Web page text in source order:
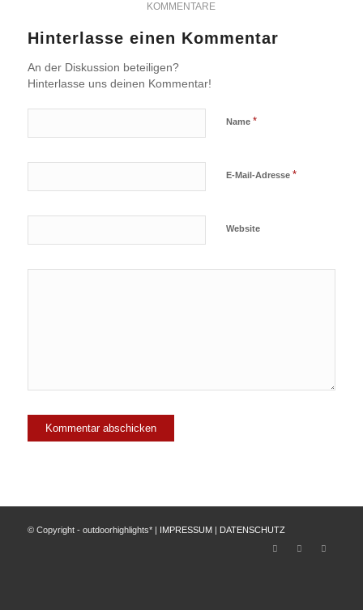
KOMMENTARE
Hinterlasse einen Kommentar
An der Diskussion beteiligen?
Hinterlasse uns deinen Kommentar!
Name *
E-Mail-Adresse *
Website
© Copyright - outdoorhighlights* | IMPRESSUM DATENSCHUTZ